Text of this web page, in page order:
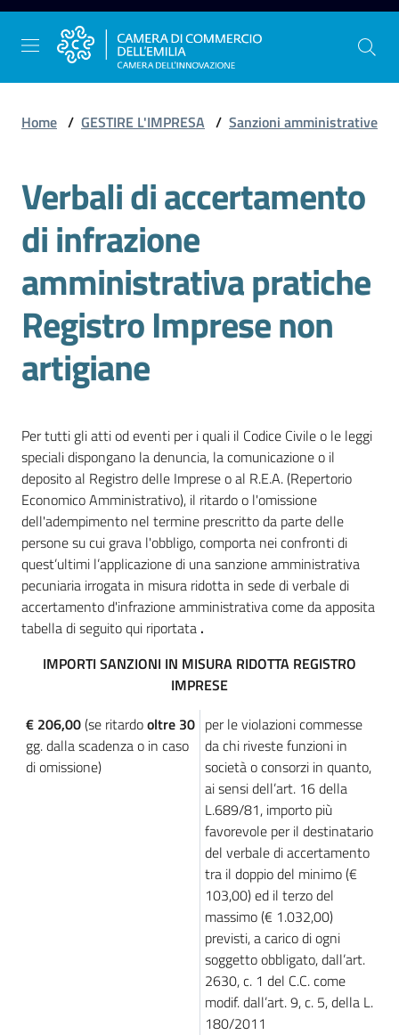
Vai al contenuto
Vai alla navigazione
Vai al footer
La
Camera
dell'Emilia
Gestire
l'impresa
Promuovere
e
il
territorio
Tutelare
l'Impresa
e
il
Consumatore
in
digitale
Home / GESTIRE L'IMPRESA / Sanzioni amministrative
Verbali di accertamento
di infrazione
amministrativa pratiche
Registro Imprese non
artigiane
Per tutti gli atti od eventi per i quali il Codice Civile o le leggi
speciali dispongano la denuncia, la comunicazione o il
deposito al Registro delle Imprese o al R.E.A. (Repertorio
Economico Amministrativo), il ritardo o l'omissione
dell'adempimento nel termine prescritto da parte delle
persone su cui grava l'obbligo, comporta nei confronti di
quest’ultimi l’applicazione di una sanzione amministrativa
pecuniaria irrogata in misura ridotta in sede di verbale di
accertamento d'infrazione amministrativa come da apposita
tabella di seguito qui riportata .
IMPORTI SANZIONI IN MISURA RIDOTTA REGISTRO
IMPRESE
€ 206,00(se ritardooltre 30
gg. dalla scadenza o in caso
di omissione)
per le violazioni commesse
da chi riveste funzioni in
società o consorzi in quanto,
ai sensi dell’art. 16 della
L.689/81, importo più
favorevole per il destinatario
del verbale di accertamento
tra il doppio del minimo (€
103,00) ed il terzo del
massimo (€ 1.032,00)
previsti, a carico di ogni
soggetto obbligato, dall’art.
2630, c. 1 del C.C. come
modif. dall’art. 9, c. 5, della L.
180/2011